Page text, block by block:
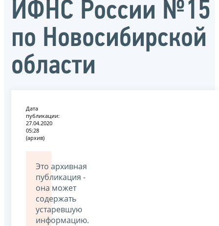
ИФНС России №15
по Новосибирской
области
Дата
публикации:
27.04.2020
05:28
(архив)
Это архивная
публикация -
она может
содержать
устаревшую
информацию.